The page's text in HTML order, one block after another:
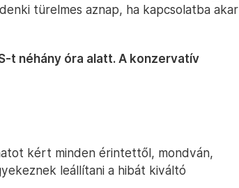
türelmes aznap, ha kapcsolatba akar
t néhány óra alatt. A konzervatív
kért minden érintettől, mondván,
leállítani a hibát kiváltó